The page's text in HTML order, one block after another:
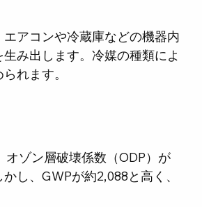
アコンや冷蔵庫などの機器内
み出します。冷媒の種類によ
れます。
ゾン層破壊係数（ODP）が
し、GWPが約2,088と高く、